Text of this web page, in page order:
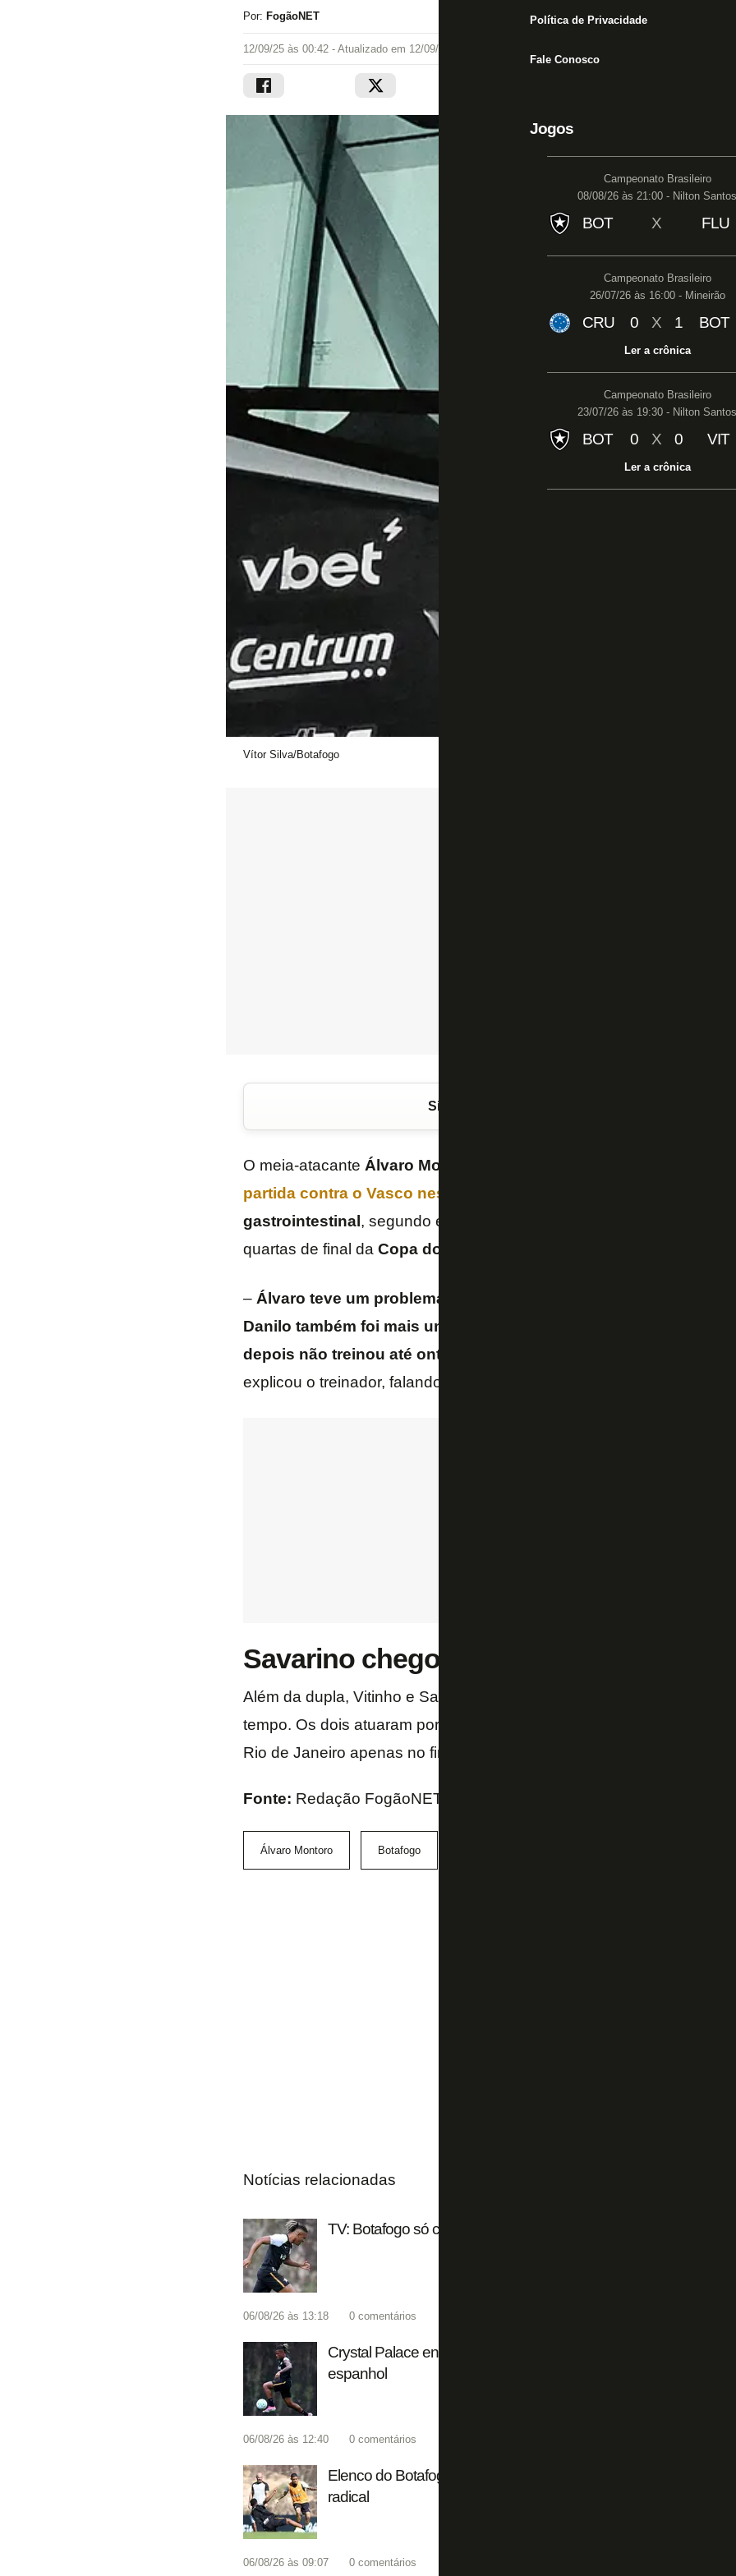
Política de Privacidade
Fale Conosco
Jogos
Campeonato Brasileiro
08/08/26 às 21:00 - Nilton Santos
BOT X FLU
Campeonato Brasileiro
26/07/26 às 16:00 - Mineirão
CRU 0 X 1 BOT
Ler a crônica
Campeonato Brasileiro
23/07/26 às 19:30 - Nilton Santos
BOT 0 X 0 VIT
Ler a crônica
Por: FogãoNET
12/09/25 às 00:42 - Atualizado em 12/09/25 às 00:56
Vítor Silva/Botafogo
Siga o FogãoNET
O meia-atacante Álvaro Montoro
partida contra o Vasco nesta quinta-feira (11/9)
gastrointestinal , segundo explicou o técnico
quartas de final da Copa do Brasil
– Álvaro teve um problema gastrointestinal, de vômito, não tinha
Danilo também foi mais uma questão física, teve um problema
depois não treinou até ontem [quarta], era risco demais para ele
explicou o treinador, falando também sobre o volante.
Savarino chegou na madrugada ao Rio
Além da dupla, Vitinho e Savarino começaram no banco, mas
tempo. Os dois atuaram por suas seleções na terça-feira – o
Rio de Janeiro apenas no fim da madrugada desta quinta.
Fonte: Redação FogãoNET
Álvaro Montoro Botafogo
Notícias relacionadas
TV: Botafogo só cogita negociar Danilo com Atalanta a partir de
06/08/26 às 13:18 0 comentários
Crystal Palace entra na briga com Atalanta por Danilo, do
espanhol
06/08/26 às 12:40 0 comentários
Elenco do Botafogo mostra para Franclim Carvalho que é
radical
06/08/26 às 09:07 0 comentários